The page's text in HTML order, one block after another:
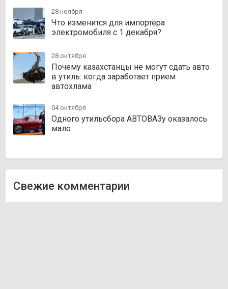
28 ноября
Что изменится для импортёра
электромобиля с 1 декабря?
28 октября
Почему казахстанцы не могут сдать авто
в утиль: когда заработает прием
автохлама
04 октября
Одного утильсбора АВТОВАЗу оказалось
мало
Свежие комментарии